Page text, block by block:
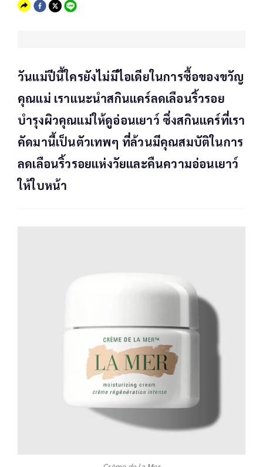
วันแม่ปีนี้ใครยังไม่มีไอเดียในการซื้อของขวัญ
คุณแม่ เราแนะนำสกินแคร์ลดเลือนริ้วรอย
บำรุงผิวคุณแม่ให้ดูอ่อนเยาว์ ซึ่งสกินแคร์ที่เรา
คัดมานี้เป็นตัวเทพๆ ที่ล้วนมีคุณสมบัติในการ
ลดเลือนริ้วรอยแห่งวัยและคืนความอ่อนเยาว์
ให้ใบหน้า